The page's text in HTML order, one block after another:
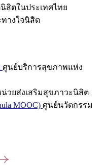
สิตในประเทศไทย
างใจนิสิต
ศูนย์บริการสุขภาพแห่ง
วยส่งเสริมสุขภาวะนิสิต
MOOC) ศูนย์นวัตกรรม